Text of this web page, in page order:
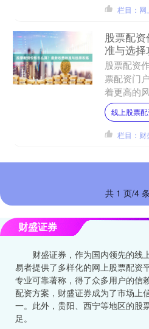
栏目：网
股票配
准与选择
股票配资
票配资门
着更高的
配资价格
要。本文
线上股票
栏目：财
共 1 页/4
财盛证券
财盛证券，作为国内领先的线
易者提供了多样化的网上股票配资
专业可靠著称，得了众多用户的信
配资方案，财盛证券成为了市场上
一。此外，贵阳、西宁等地区的股
足。